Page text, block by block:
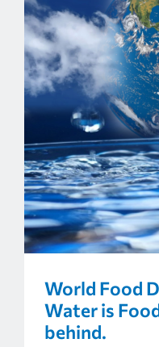
World Food
Water is
behind.